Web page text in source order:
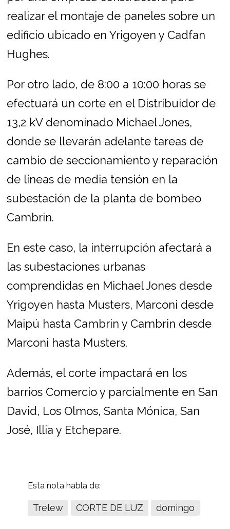
realizar el montaje de paneles sobre un
edificio ubicado en Yrigoyen y Cadfan
Hughes.
Por otro lado, de 8:00 a 10:00 horas se
efectuará un corte en el Distribuidor de
13,2 kV denominado Michael Jones,
donde se llevarán adelante tareas de
cambio de seccionamiento y reparación
de líneas de media tensión en la
subestación de la planta de bombeo
Cambrin.
En este caso, la interrupción afectará a
las subestaciones urbanas
comprendidas en Michael Jones desde
Yrigoyen hasta Musters, Marconi desde
Maipú hasta Cambrin y Cambrin desde
Marconi hasta Musters.
Además, el corte impactará en los
barrios Comercio y parcialmente en San
David, Los Olmos, Santa Mónica, San
José, Illia y Etchepare.
Esta nota habla de:
Trelew CORTE DE LUZ domingo